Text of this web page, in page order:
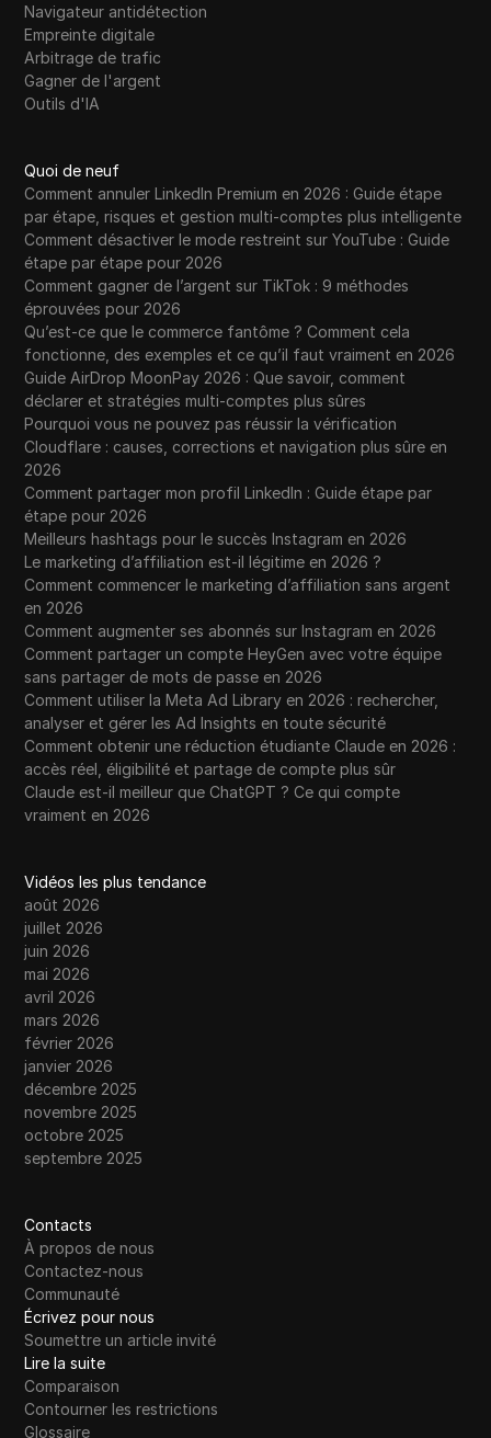
Navigateur antidétection
Empreinte digitale
Arbitrage de trafic
Gagner de l'argent
Outils d'IA
Quoi de neuf
Comment annuler LinkedIn Premium en 2026 : Guide étape
par étape, risques et gestion multi-comptes plus intelligente
Comment désactiver le mode restreint sur YouTube : Guide
étape par étape pour 2026
Comment gagner de l’argent sur TikTok : 9 méthodes
éprouvées pour 2026
Qu’est-ce que le commerce fantôme ? Comment cela
fonctionne, des exemples et ce qu’il faut vraiment en 2026
Guide AirDrop MoonPay 2026 : Que savoir, comment
déclarer et stratégies multi-comptes plus sûres
Pourquoi vous ne pouvez pas réussir la vérification
Cloudflare : causes, corrections et navigation plus sûre en
2026
Comment partager mon profil LinkedIn : Guide étape par
étape pour 2026
Meilleurs hashtags pour le succès Instagram en 2026
Le marketing d’affiliation est-il légitime en 2026 ?
Comment commencer le marketing d’affiliation sans argent
en 2026
Comment augmenter ses abonnés sur Instagram en 2026
Comment partager un compte HeyGen avec votre équipe
sans partager de mots de passe en 2026
Comment utiliser la Meta Ad Library en 2026 : rechercher,
analyser et gérer les Ad Insights en toute sécurité
Comment obtenir une réduction étudiante Claude en 2026 :
accès réel, éligibilité et partage de compte plus sûr
Claude est-il meilleur que ChatGPT ? Ce qui compte
vraiment en 2026
Vidéos les plus tendance
août 2026
juillet 2026
juin 2026
mai 2026
avril 2026
mars 2026
février 2026
janvier 2026
décembre 2025
novembre 2025
octobre 2025
septembre 2025
Contacts
À propos de nous
Contactez-nous
Communauté
Écrivez pour nous
Soumettre un article invité
Lire la suite
Comparaison
Contourner les restrictions
Glossaire